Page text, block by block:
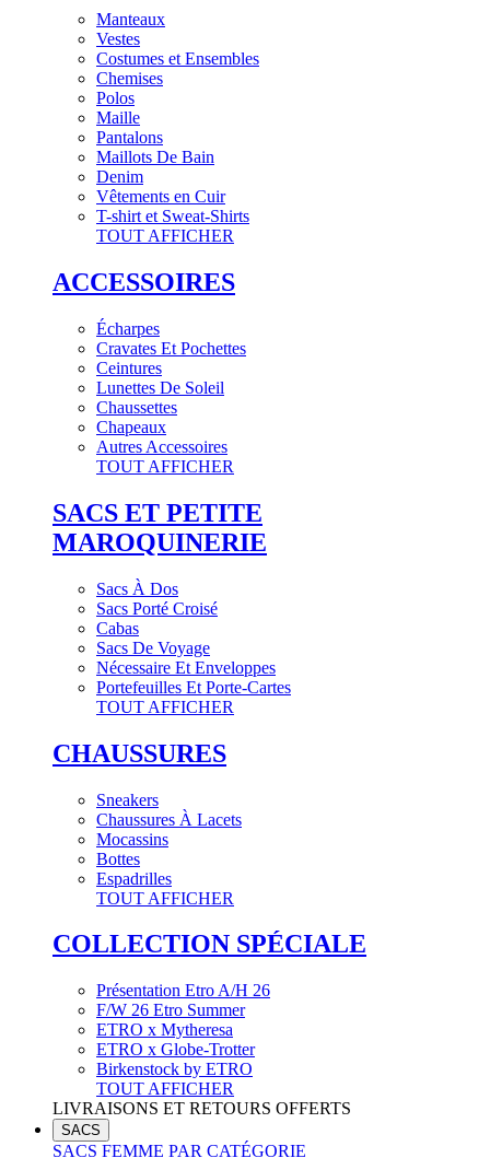
Manteaux
Vestes
Costumes et Ensembles
Chemises
Polos
Maille
Pantalons
Maillots De Bain
Denim
Vêtements en Cuir
T-shirt et Sweat-Shirts
TOUT AFFICHER
ACCESSOIRES
Écharpes
Cravates Et Pochettes
Ceintures
Lunettes De Soleil
Chaussettes
Chapeaux
Autres Accessoires
TOUT AFFICHER
SACS ET PETITE
MAROQUINERIE
Sacs À Dos
Sacs Porté Croisé
Cabas
Sacs De Voyage
Nécessaire Et Enveloppes
Portefeuilles Et Porte-Cartes
TOUT AFFICHER
CHAUSSURES
Sneakers
Chaussures À Lacets
Mocassins
Bottes
Espadrilles
TOUT AFFICHER
COLLECTION SPÉCIALE
Présentation Etro A/H 26
F/W 26 Etro Summer
ETRO x Mytheresa
ETRO x Globe-Trotter
Birkenstock by ETRO
TOUT AFFICHER
LIVRAISONS ET RETOURS OFFERTS
SACS
SACS FEMME PAR CATÉGORIE